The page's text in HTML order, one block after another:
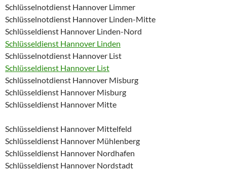
Schlüsselnotdienst Hannover Limmer
Schlüsselnotdienst Hannover Linden-Mitte
Schlüsseldienst Hannover Linden-Nord
Schlüsseldienst Hannover Linden
Schlüsselnotdienst Hannover List
Schlüsseldienst Hannover List
Schlüsselnotdienst Hannover Misburg
Schlüsseldienst Hannover Misburg
Schlüsseldienst Hannover Mitte
Schlüsseldienst Hannover Mittelfeld
Schlüsseldienst Hannover Mühlenberg
Schlüsseldienst Hannover Nordhafen
Schlüsseldienst Hannover Nordstadt